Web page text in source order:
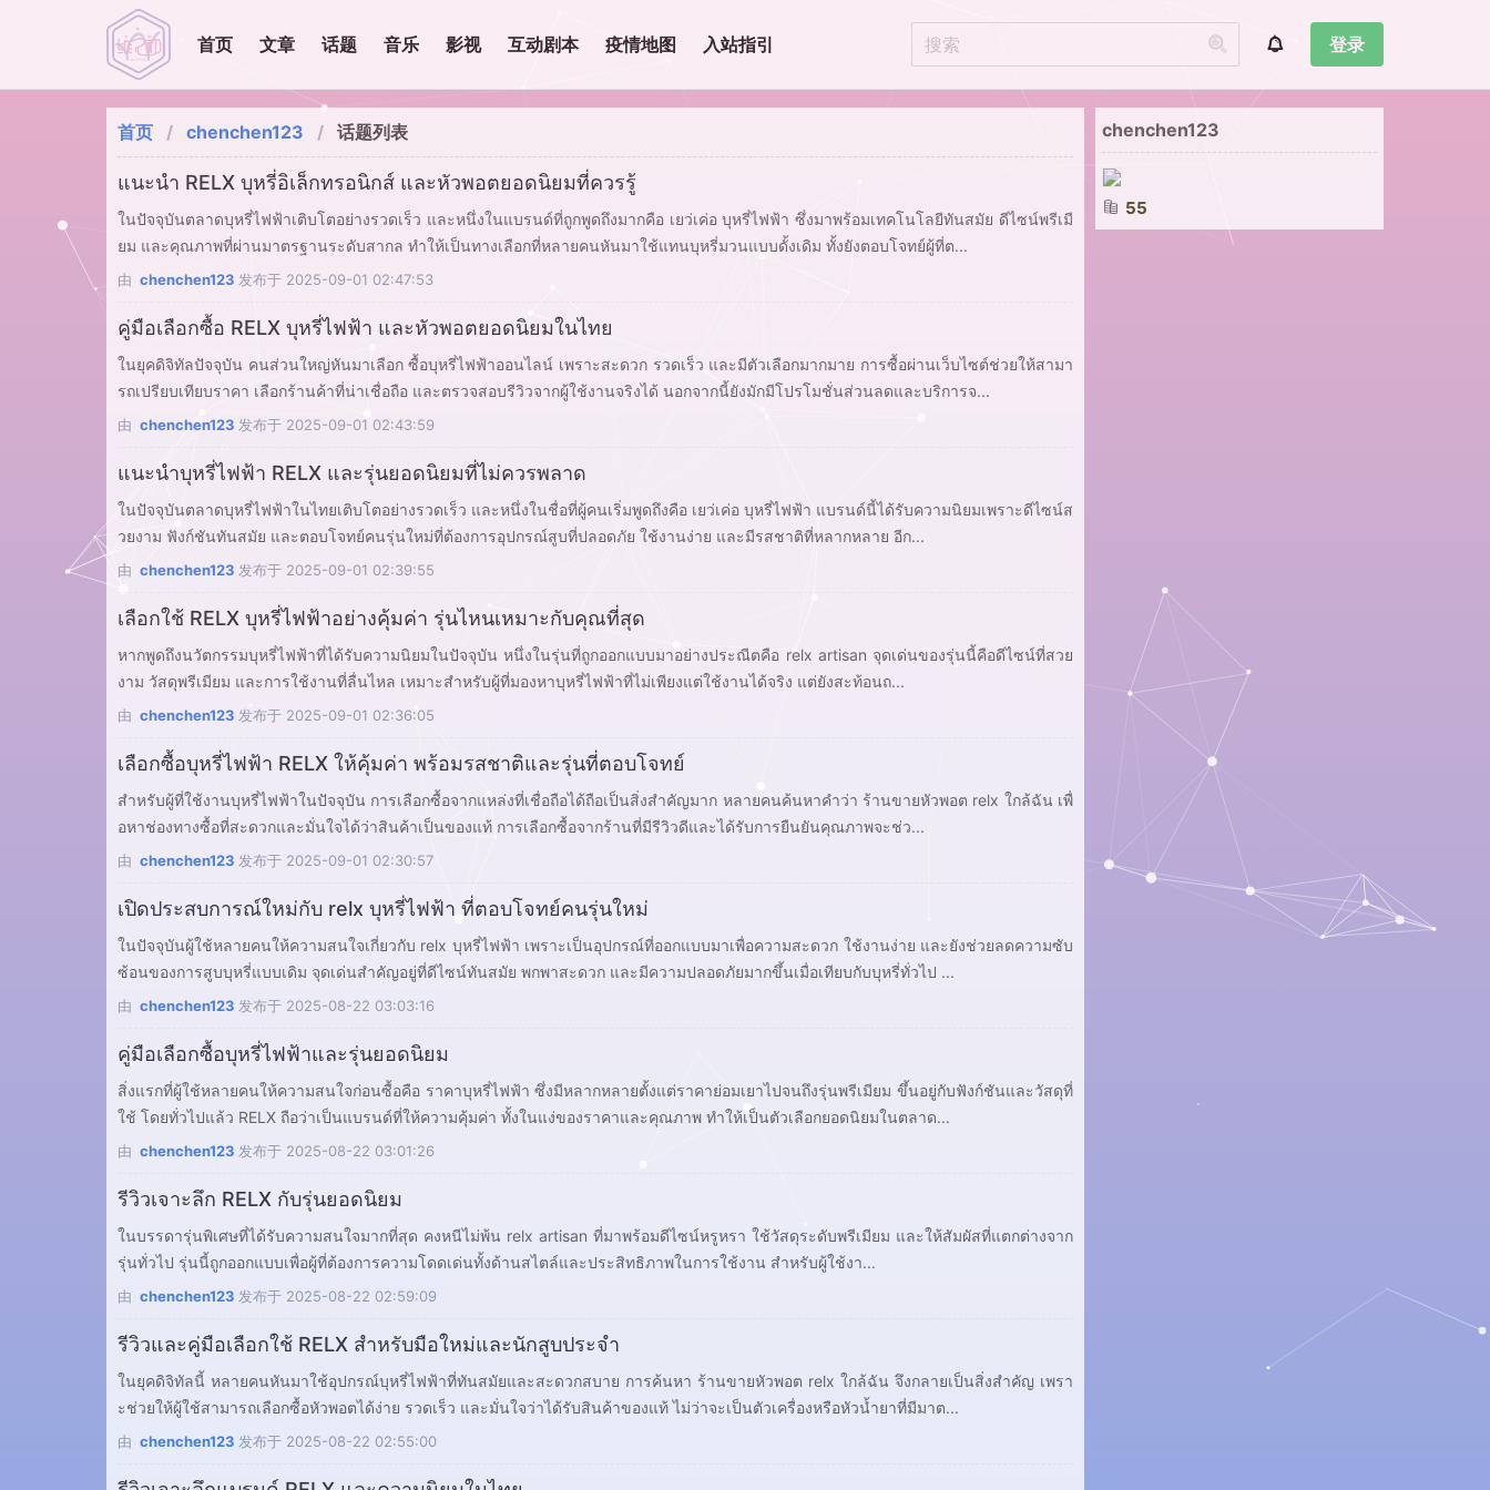
首页 文章 话题 音乐 影视 互动剧本 疫情地图 入站指引 登录
首页 chenchen123 话题列表
แนะนำ RELX บุหรี่อิเล็กทรอนิกส์ และหัวพอตยอดนิยมที่ควรรู้
ในปัจจุบันตลาดบุหรี่ไฟฟ้าเติบโตอย่างรวดเร็ว และหนึ่งในแบรนด์ที่ถูกพูดถึงมากคือ เยว่เค่อ บุหรี่ไฟฟ้า ซึ่งมาพร้อมเทคโนโลยีทันสมัย ดีไซน์พรีเมี
ยม และคุณภาพที่ผ่านมาตรฐานระดับสากล ทำให้เป็นทางเลือกที่หลายคนหันมาใช้แทนบุหรี่มวนแบบดั้งเดิม ทั้งยังตอบโจทย์ผู้ที่ต...
由 chenchen123 发布于 2025-09-01 02:47:53
คู่มือเลือกซื้อ RELX บุหรี่ไฟฟ้า และหัวพอตยอดนิยมในไทย
ในยุคดิจิทัลปัจจุบัน คนส่วนใหญ่หันมาเลือก ซื้อบุหรี่ไฟฟ้าออนไลน์ เพราะสะดวก รวดเร็ว และมีตัวเลือกมากมาย การซื้อผ่านเว็บไซต์ช่วยให้สามา
รถเปรียบเทียบราคา เลือกร้านค้าที่น่าเชื่อถือ และตรวจสอบรีวิวจากผู้ใช้งานจริงได้ นอกจากนี้ยังมักมีโปรโมชั่นส่วนลดและบริการจ...
由 chenchen123 发布于 2025-09-01 02:43:59
แนะนำบุหรี่ไฟฟ้า RELX และรุ่นยอดนิยมที่ไม่ควรพลาด
ในปัจจุบันตลาดบุหรี่ไฟฟ้าในไทยเติบโตอย่างรวดเร็ว และหนึ่งในชื่อที่ผู้คนเริ่มพูดถึงคือ เยว่เค่อ บุหรี่ไฟฟ้า แบรนด์นี้ได้รับความนิยมเพราะดีไซน์ส
วยงาม ฟังก์ชันทันสมัย และตอบโจทย์คนรุ่นใหม่ที่ต้องการอุปกรณ์สูบที่ปลอดภัย ใช้งานง่าย และมีรสชาติที่หลากหลาย อีก...
由 chenchen123 发布于 2025-09-01 02:39:55
เลือกใช้ RELX บุหรี่ไฟฟ้าอย่างคุ้มค่า รุ่นไหนเหมาะกับคุณที่สุด
หากพูดถึงนวัตกรรมบุหรี่ไฟฟ้าที่ได้รับความนิยมในปัจจุบัน หนึ่งในรุ่นที่ถูกออกแบบมาอย่างประณีตคือ relx artisan จุดเด่นของรุ่นนี้คือดีไซน์ที่สวย
งาม วัสดุพรีเมียม และการใช้งานที่ลื่นไหล เหมาะสำหรับผู้ที่มองหาบุหรี่ไฟฟ้าที่ไม่เพียงแต่ใช้งานได้จริง แต่ยังสะท้อนถ...
由 chenchen123 发布于 2025-09-01 02:36:05
เลือกซื้อบุหรี่ไฟฟ้า RELX ให้คุ้มค่า พร้อมรสชาติและรุ่นที่ตอบโจทย์
สำหรับผู้ที่ใช้งานบุหรี่ไฟฟ้าในปัจจุบัน การเลือกซื้อจากแหล่งที่เชื่อถือได้ถือเป็นสิ่งสำคัญมาก หลายคนค้นหาคำว่า ร้านขายหัวพอต relx ใกล้ฉัน เพื่
อหาช่องทางซื้อที่สะดวกและมั่นใจได้ว่าสินค้าเป็นของแท้ การเลือกซื้อจากร้านที่มีรีวิวดีและได้รับการยืนยันคุณภาพจะช่ว...
由 chenchen123 发布于 2025-09-01 02:30:57
เปิดประสบการณ์ใหม่กับ relx บุหรี่ไฟฟ้า ที่ตอบโจทย์คนรุ่นใหม่
ในปัจจุบันผู้ใช้หลายคนให้ความสนใจเกี่ยวกับ relx บุหรี่ไฟฟ้า เพราะเป็นอุปกรณ์ที่ออกแบบมาเพื่อความสะดวก ใช้งานง่าย และยังช่วยลดความซับ
ซ้อนของการสูบบุหรี่แบบเดิม จุดเด่นสำคัญอยู่ที่ดีไซน์ทันสมัย พกพาสะดวก และมีความปลอดภัยมากขึ้นเมื่อเทียบกับบุหรี่ทั่วไป ...
由 chenchen123 发布于 2025-08-22 03:03:16
คู่มือเลือกซื้อบุหรี่ไฟฟ้าและรุ่นยอดนิยม
สิ่งแรกที่ผู้ใช้หลายคนให้ความสนใจก่อนซื้อคือ ราคาบุหรี่ไฟฟ้า ซึ่งมีหลากหลายตั้งแต่ราคาย่อมเยาไปจนถึงรุ่นพรีเมียม ขึ้นอยู่กับฟังก์ชันและวัสดุที่
ใช้ โดยทั่วไปแล้ว RELX ถือว่าเป็นแบรนด์ที่ให้ความคุ้มค่า ทั้งในแง่ของราคาและคุณภาพ ทำให้เป็นตัวเลือกยอดนิยมในตลาด...
由 chenchen123 发布于 2025-08-22 03:01:26
รีวิวเจาะลึก RELX กับรุ่นยอดนิยม
ในบรรดารุ่นพิเศษที่ได้รับความสนใจมากที่สุด คงหนีไม่พ้น relx artisan ที่มาพร้อมดีไซน์หรูหรา ใช้วัสดุระดับพรีเมียม และให้สัมผัสที่แตกต่างจาก
รุ่นทั่วไป รุ่นนี้ถูกออกแบบเพื่อผู้ที่ต้องการความโดดเด่นทั้งด้านสไตล์และประสิทธิภาพในการใช้งาน สำหรับผู้ใช้งา...
由 chenchen123 发布于 2025-08-22 02:59:09
รีวิวและคู่มือเลือกใช้ RELX สำหรับมือใหม่และนักสูบประจำ
ในยุคดิจิทัลนี้ หลายคนหันมาใช้อุปกรณ์บุหรี่ไฟฟ้าที่ทันสมัยและสะดวกสบาย การค้นหา ร้านขายหัวพอต relx ใกล้ฉัน จึงกลายเป็นสิ่งสำคัญ เพรา
ะช่วยให้ผู้ใช้สามารถเลือกซื้อหัวพอตได้ง่าย รวดเร็ว และมั่นใจว่าได้รับสินค้าของแท้ ไม่ว่าจะเป็นตัวเครื่องหรือหัวน้ำยาที่มีมาต...
由 chenchen123 发布于 2025-08-22 02:55:00
chenchen123
55